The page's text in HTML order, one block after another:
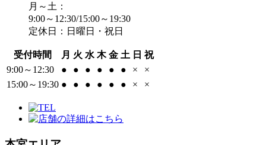
月～土：
9:00～12:30/15:00～19:30
定休日：日曜日・祝日
受付時間 月 火 水 木 金 土 日 祝
9:00～12:30
● ● ● ● ● ● ×
×
15:00～19:30 ● ● ● ● ● ● × ×